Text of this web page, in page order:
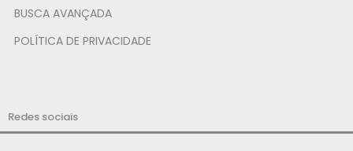
BUSCA AVANÇADA
POLÍTICA DE PRIVACIDADE
Redes sociais